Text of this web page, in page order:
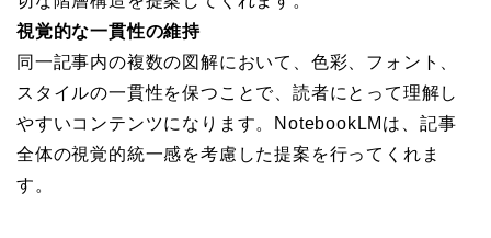
視覚的な一貫性の維持
同一記事内の複数の図解において、色彩、フォント、
スタイルの一貫性を保つことで、読者にとって理解し
やすいコンテンツになります。NotebookLMは、記事
全体の視覚的統一感を考慮した提案を行ってくれま
す。